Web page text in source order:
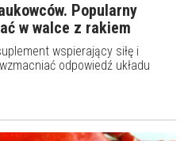
Popularny
w walce z rakiem
wspierający siłę i
odpowiedź układu